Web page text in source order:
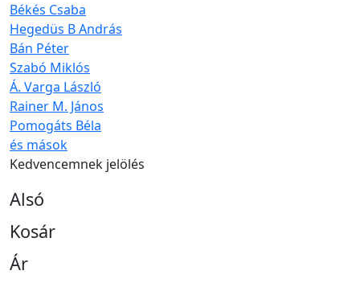
Békés Csaba
Hegedüs B András
Bán Péter
Szabó Miklós
Á. Varga László
Rainer M. János
Pomogáts Béla
és mások
Kedvencemnek jelölés
Alsó
Kosár
Ár